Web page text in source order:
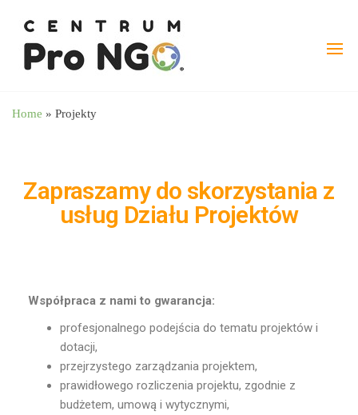
Home » Projekty
Zapraszamy do skorzystania z
usług Działu Projektów
Współpraca z nami to gwarancja:
profesjonalnego podejścia do tematu projektów i
dotacji,
przejrzystego zarządzania projektem,
prawidłowego rozliczenia projektu, zgodnie z
budżetem, umową i wytycznymi,